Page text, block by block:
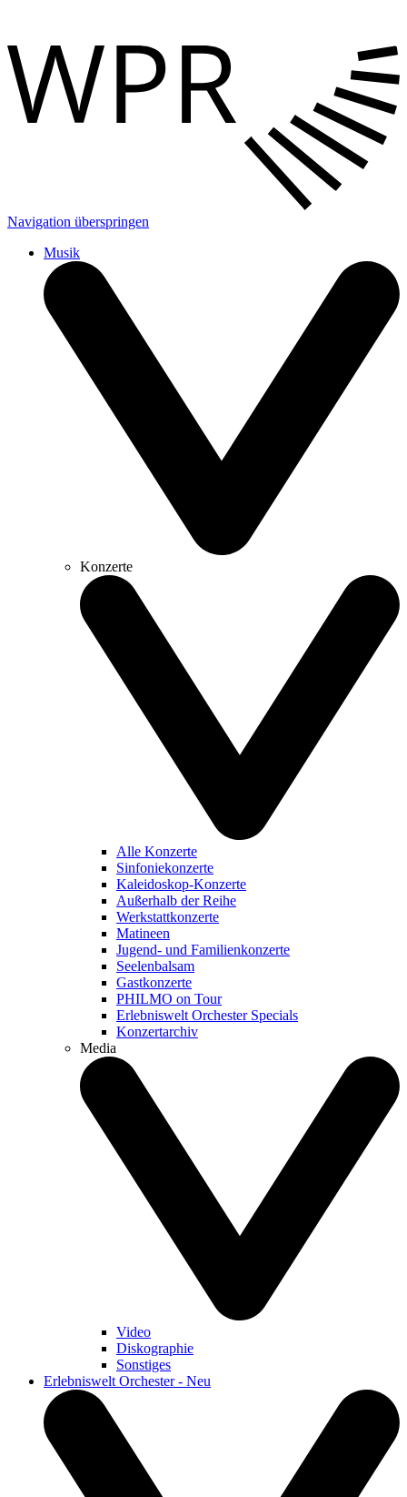
Navigation überspringen
Musik
Konzerte
Alle Konzerte
Sinfoniekonzerte
Kaleidoskop-Konzerte
Außerhalb der Reihe
Werkstattkonzerte
Matineen
Jugend- und Familienkonzerte
Seelenbalsam
Gastkonzerte
PHILMO on Tour
Erlebniswelt Orchester Specials
Konzertarchiv
Media
Video
Diskographie
Sonstiges
Erlebniswelt Orchester - Neu